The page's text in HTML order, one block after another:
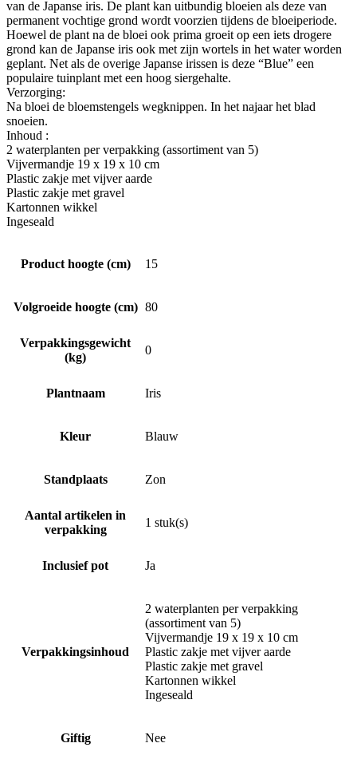
van de Japanse iris. De plant kan uitbundig bloeien als deze van
permanent vochtige grond wordt voorzien tijdens de bloeiperiode.
Hoewel de plant na de bloei ook prima groeit op een iets drogere
grond kan de Japanse iris ook met zijn wortels in het water worden
geplant. Net als de overige Japanse irissen is deze “Blue” een
populaire tuinplant met een hoog siergehalte.
Verzorging:
Na bloei de bloemstengels wegknippen. In het najaar het blad
snoeien.
Inhoud :
2 waterplanten per verpakking (assortiment van 5)
Vijvermandje 19 x 19 x 10 cm
Plastic zakje met vijver aarde
Plastic zakje met gravel
Kartonnen wikkel
Ingeseald
Product hoogte (cm) 15
Volgroeide hoogte (cm) 80
Verpakkingsgewicht
(kg)
0
Plantnaam Iris
Kleur Blauw
Standplaats Zon
Aantal artikelen in
verpakking
1 stuk(s)
Inclusief pot Ja
Verpakkingsinhoud
2 waterplanten per verpakking
(assortiment van 5)
Vijvermandje 19 x 19 x 10 cm
Plastic zakje met vijver aarde
Plastic zakje met gravel
Kartonnen wikkel
Ingeseald
Giftig Nee